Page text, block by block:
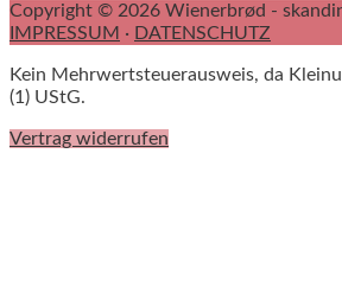
Copyright © 2026 Wienerbrød -
IMPRESSUM · DATENSCHUTZ
Kein Mehrwertsteuerausweis, da
(1) UStG.
Vertrag widerrufen